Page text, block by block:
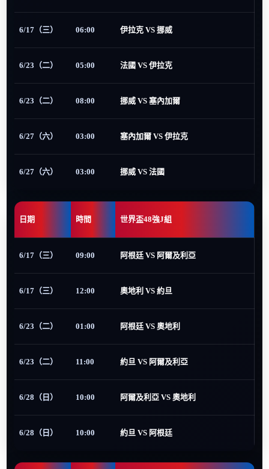
6/17（三） 06:00 伊拉克 VS 挪威
6/23（二） 05:00 法國 VS 伊拉克
6/23（二） 08:00 挪威 VS 塞內加爾
6/27（六） 03:00 塞內加爾 VS 伊拉克
6/27（六） 03:00 挪威 VS 法國
日期 時間 世界盃48強J組
6/17（三） 09:00 阿根廷 VS 阿爾及利亞
6/17（三） 12:00 奧地利 VS 約旦
6/23（二） 01:00 阿根廷 VS 奧地利
6/23（二） 11:00 約旦 VS 阿爾及利亞
6/28（日） 10:00 阿爾及利亞 VS 奧地利
6/28（日） 10:00 約旦 VS 阿根廷